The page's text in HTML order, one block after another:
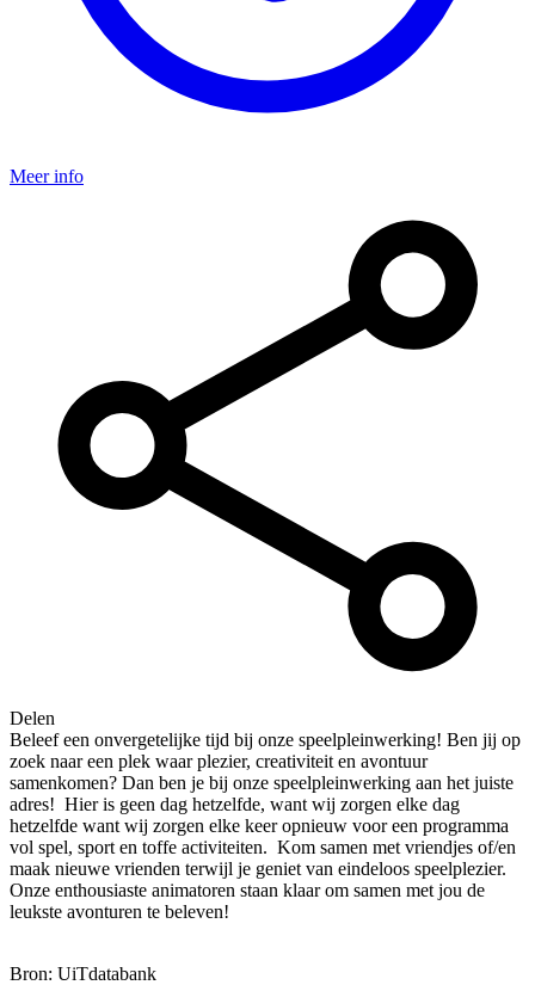
Meer info
Delen
Beleef een onvergetelijke tijd bij onze speelpleinwerking! Ben jij op
zoek naar een plek waar plezier, creativiteit en avontuur
samenkomen? Dan ben je bij onze speelpleinwerking aan het juiste
adres! Hier is geen dag hetzelfde, want wij zorgen elke dag
hetzelfde want wij zorgen elke keer opnieuw voor een programma
vol spel, sport en toffe activiteiten. Kom samen met vriendjes of/en
maak nieuwe vrienden terwijl je geniet van eindeloos speelplezier.
Onze enthousiaste animatoren staan klaar om samen met jou de
leukste avonturen te beleven!
Bron: UiTdatabank